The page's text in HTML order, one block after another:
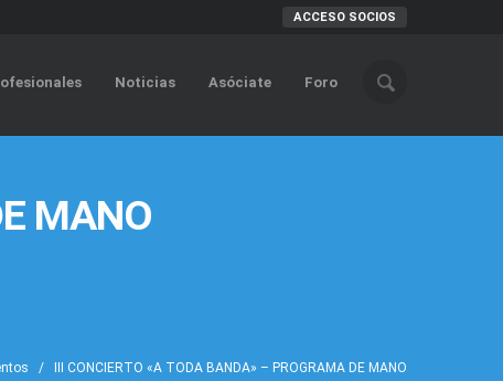
ACCESO SOCIOS
Noticias Asóciate Foro
MANO
/ III CONCIERTO «A TODA BANDA» – PROGRAMA DE MANO